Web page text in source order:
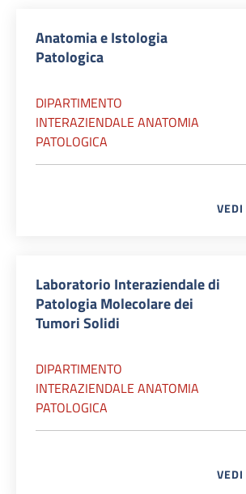
Anatomia e Istologia
Patologica
DIPARTIMENTO
INTERAZIENDALE ANATOMIA
PATOLOGICA
VEDI
Laboratorio Interaziendale di
Patologia Molecolare dei
Tumori Solidi
DIPARTIMENTO
INTERAZIENDALE ANATOMIA
PATOLOGICA
VEDI